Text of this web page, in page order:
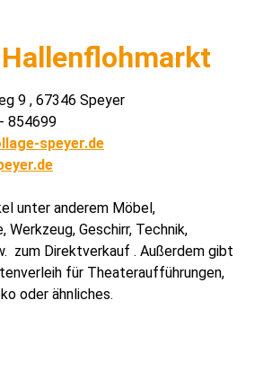
9 , 67346 Speyer
854699
speyer.de
unter anderem Möbel,
Werkzeug, Geschirr, Technik,
zum Direktverkauf . Außerdem gibt
für Theateraufführungen,
oder ähnliches.